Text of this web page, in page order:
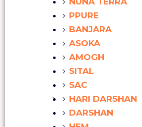
PPURE
BANJARA
ASOKA
AMOGH
SITAL
SAC
HARI DARSHAN
DARSHAN